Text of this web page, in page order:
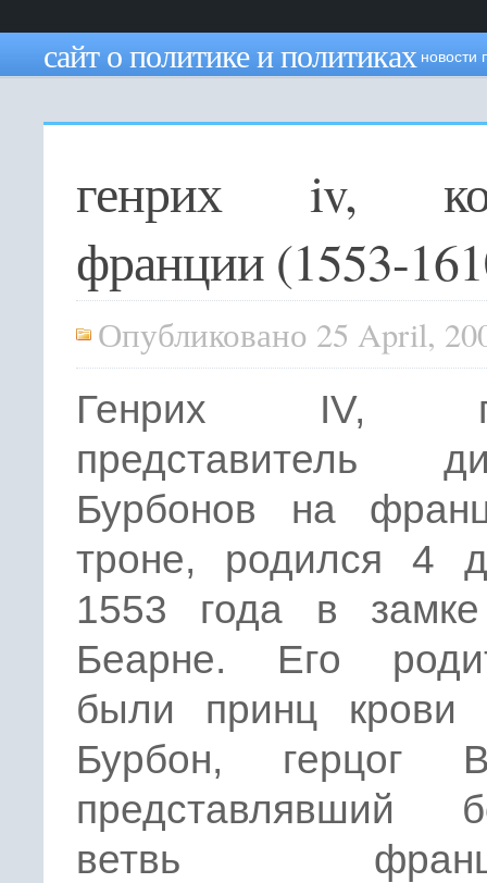
сайт о политике и политиках новости
генрих iv,
франции (1553-
Опубликовано 25 April,
Генрих IV,
представитель
Бурбонов на
троне, родился 4
1553 года в
Беарне. Его
были принц крови
Бурбон, герцог
представлявший
ветвь